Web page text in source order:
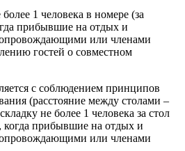
1 человека в номере (за
прибывшие на отдых и
или членами
гостей о совместном
с соблюдением принципов
(расстояние между столами –
не более 1 человека за стол
когда прибывшие на отдых и
или членами